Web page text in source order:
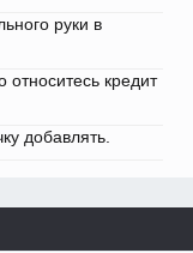
руки в
кредит
добавлять.